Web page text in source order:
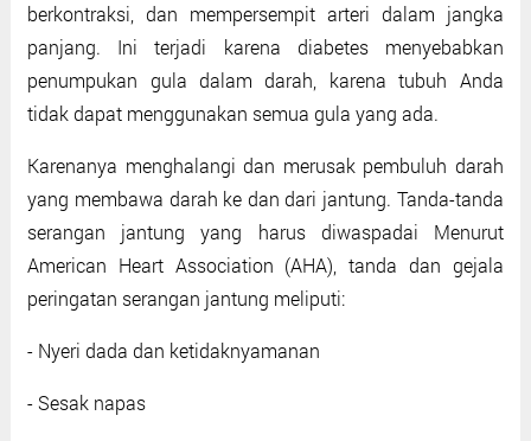
berkontraksi, dan mempersempit arteri dalam jangka
panjang. Ini terjadi karena diabetes menyebabkan
penumpukan gula dalam darah, karena tubuh Anda
tidak dapat menggunakan semua gula yang ada.
Karenanya menghalangi dan merusak pembuluh darah
yang membawa darah ke dan dari jantung. Tanda-tanda
serangan jantung yang harus diwaspadai Menurut
American Heart Association (AHA), tanda dan gejala
peringatan serangan jantung meliputi:
- Nyeri dada dan ketidaknyamanan
- Sesak napas